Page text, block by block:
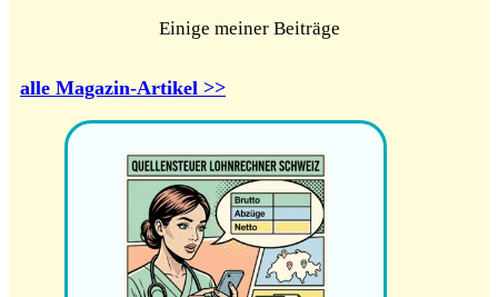
Einige meiner Beiträge
alle Magazin-Artikel >>